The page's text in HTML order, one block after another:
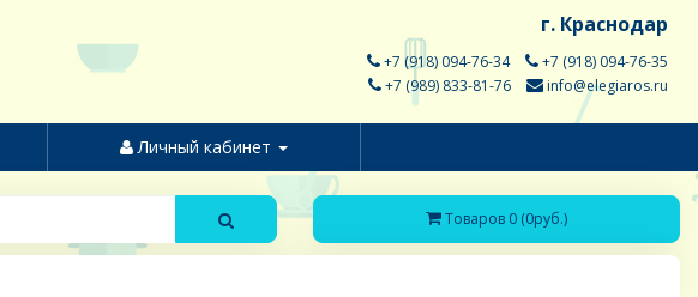
г. Краснодар
+7 (918) 094-76-34
+7 (918) 094-76-35
+7 (989) 833-81-76
info@elegiaros.ru
Личный кабинет
Товаров 0 (0руб.)